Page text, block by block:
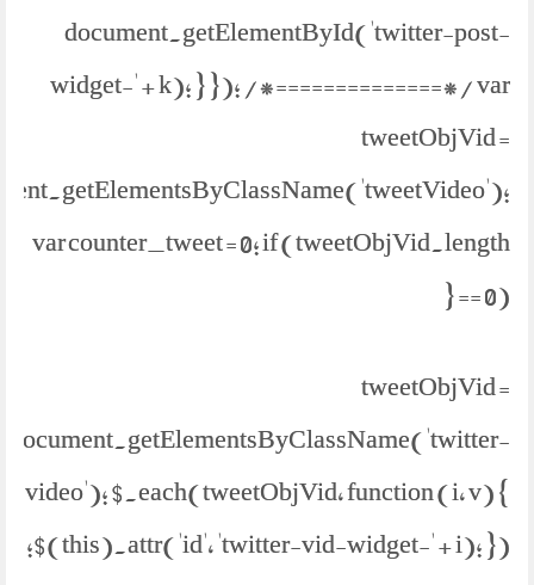
document.getElementById('twitter-post-
widget-' + k); } }); /*==============*/ var
tweetObjVid =
var counter_tweet = 0; if (tweetObjVid.length
== 0) {
tweetObjVid =
document.getElementsByClassName('twitter-
video'); $.each(tweetObjVid, function (i, v) {
$(this).attr('id', 'twitter-vid-widget-' + i); });